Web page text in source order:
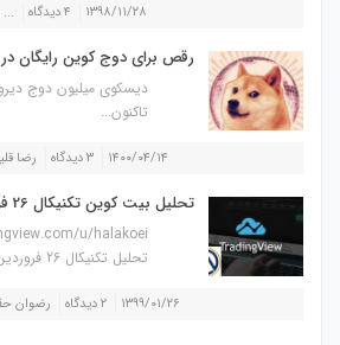
۱۳۹۸/۱۱/۲۸ ۴ دیدگاه ...
رقص برای دوج کوین رایگان
دیسکوی میلیون دوج
تاکنون...
۱۴۰۰/۰۴/۱۴ ۳ دیدگاه رضا
تحلیل بیت کوین تکنیکال 26 فروردین
تحلیل تکنیکال 26 فروردین سلام...
۱۳۹۹/۰۱/۲۶ ۲ دیدگاه رضوان